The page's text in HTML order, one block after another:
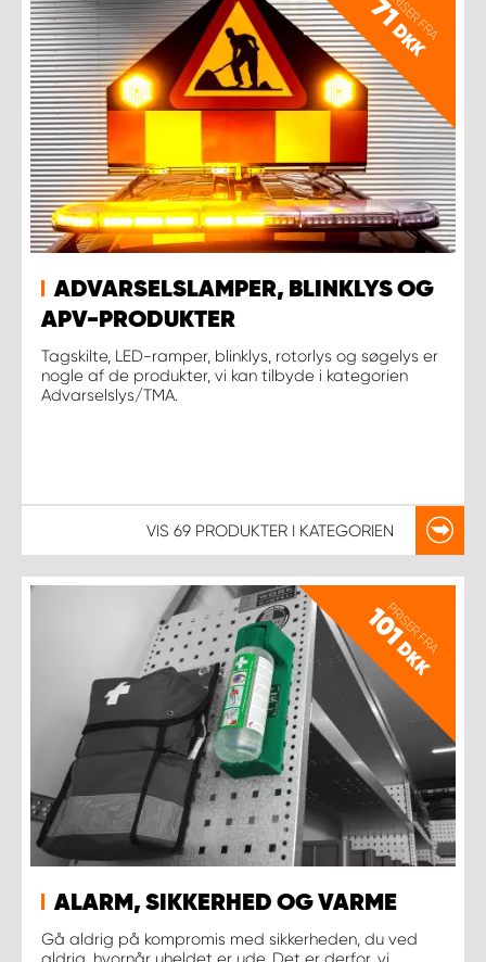
PRISER FRA
71
DKK
ADVARSELSLAMPER, BLINKLYS OG
APV-PRODUKTER
Tagskilte, LED-ramper, blinklys, rotorlys og søgelys er
nogle af de produkter, vi kan tilbyde i kategorien
Advarselslys/TMA.
VIS 69 PRODUKTER I KATEGORIEN
PRISER FRA
101
DKK
ALARM, SIKKERHED OG VARME
Gå aldrig på kompromis med sikkerheden, du ved